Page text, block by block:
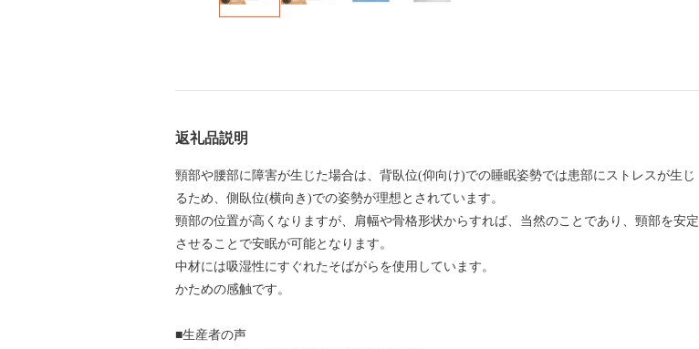
返礼品説明
頸部や腰部に障害が生じた場合は、背臥位(仰向け)での睡眠姿勢では患部にストレスが生じ
るため、側臥位(横向き)での姿勢が理想とされています。
頸部の位置が高くなりますが、肩幅や骨格形状からすれば、当然のことであり、頸部を安定
させることで安眠が可能となります。
中材には吸湿性にすぐれたそばがらを使用しています。
かための感触です。
■生産者の声